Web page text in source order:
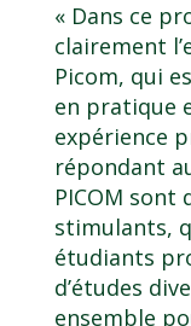
« Dans ce
clairement
Picom, qui
en pratique
expérience
répondant
PICOM sont
stimulants,
étudiants
d’études
ensemble